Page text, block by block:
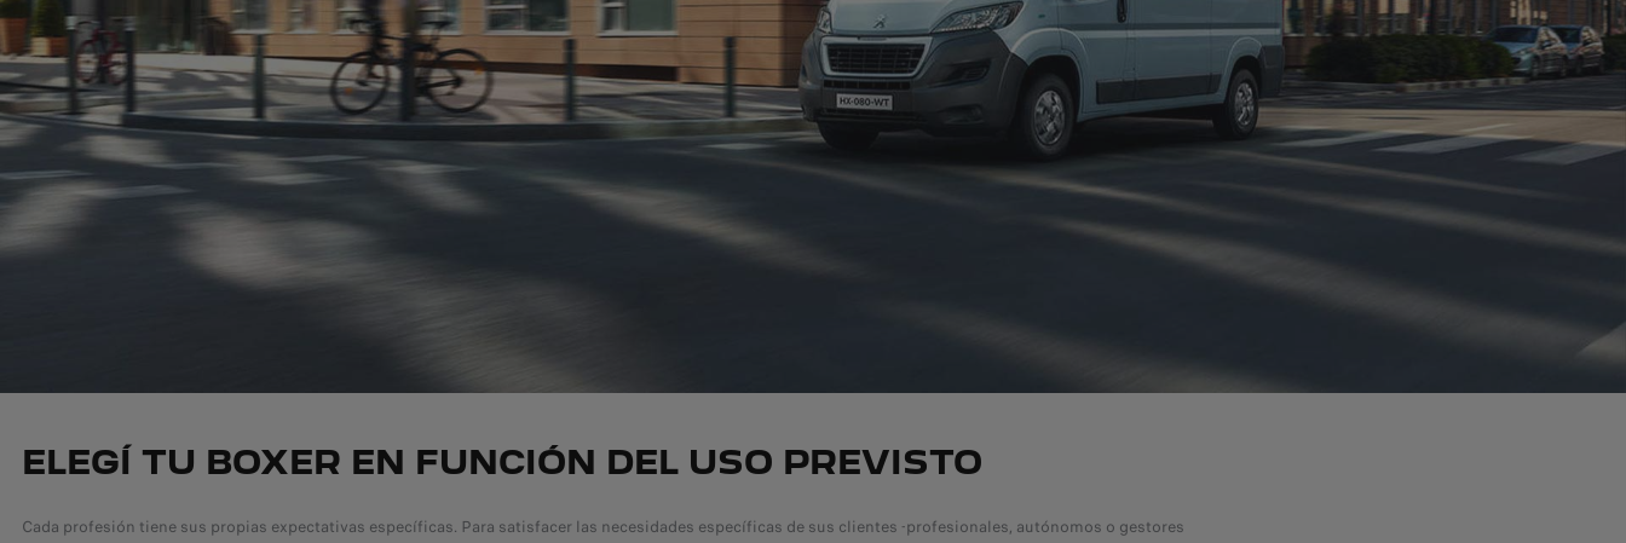
ELEGÍ TU BOXER EN FUNCIÓN DEL USO PREVISTO
Cada profesión tiene sus propias expectativas específicas. Para satisfacer las necesidades específicas de sus clientes -profesionales, autónomos o gestores